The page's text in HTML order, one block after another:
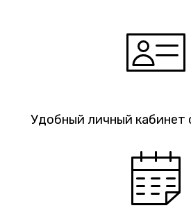
Удобный личный кабинет